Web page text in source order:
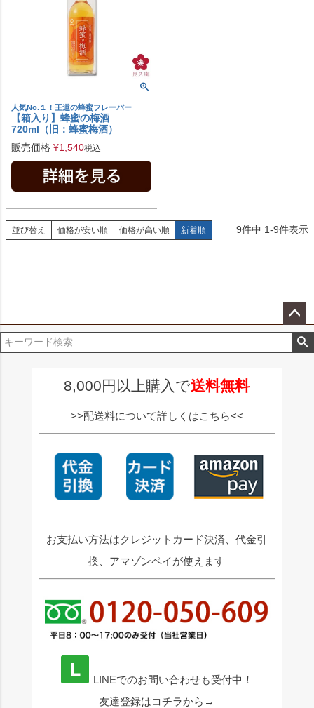
人気No.１！王道の蜂蜜フレーバー
【箱入り】蜂蜜の梅酒
720ml（旧：蜂蜜梅酒）
販売価格 ¥1,540税込
並び替え 価格が安い順 価格が高い順 新着順 9件中 1-9件表示
ペー
ジト
8,000円以上購入で送料無料
>>配送料について詳しくはこちら<<
お支払い方法はクレジットカード決済、代金引
換、アマゾンペイが使えます
LINEでのお問い合わせも受付中！
友達登録はコチラから→